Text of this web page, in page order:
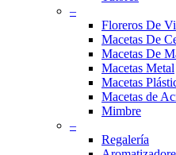
–
Floreros De
Macetas De
Macetas De
Macetas Metal
Macetas
Macetas de
Mimbre
–
Regalería